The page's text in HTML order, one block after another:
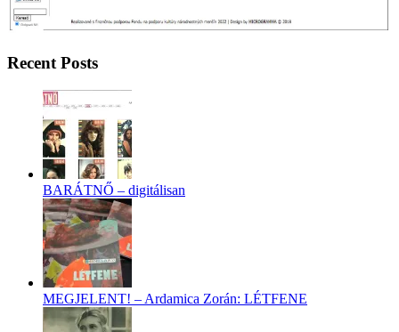
Recent Posts
BARÁTNŐ – digitálisan
MEGJELENT! – Ardamica Zorán: LÉTFENE